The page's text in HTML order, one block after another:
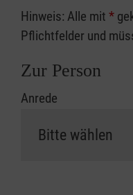
Hinweis: Alle mit *
Pflichtfelder und
Zur Person
Anrede